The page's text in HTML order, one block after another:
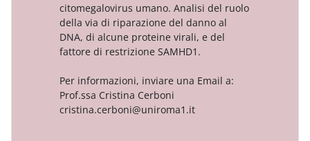
citomegalovirus umano. Analisi del ruolo
della via di riparazione del danno al
DNA, di alcune proteine virali, e del
fattore di restrizione SAMHD1.
Per informazioni, inviare una Email a:
Prof.ssa Cristina Cerboni
cristina.cerboni@uniroma1.it